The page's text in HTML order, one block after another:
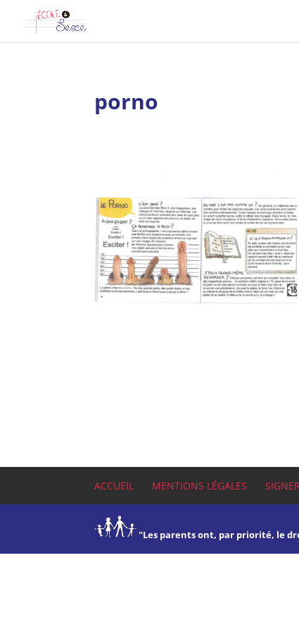
porno
ACCUEIL MENTIONS LÉGALES
"Les parents ont, par priorité, le